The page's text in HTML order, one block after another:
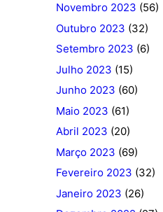
Novembro 2023 (56)
Outubro 2023 (32)
Setembro 2023 (6)
Julho 2023 (15)
Junho 2023 (60)
Maio 2023 (61)
Abril 2023 (20)
Março 2023 (69)
Fevereiro 2023 (32)
Janeiro 2023 (26)